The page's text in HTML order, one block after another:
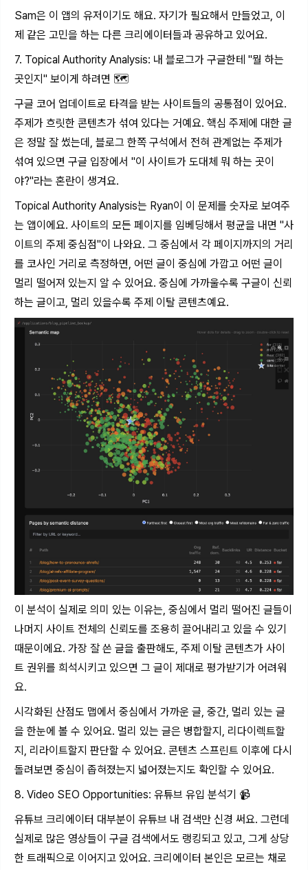
Sam은 이 앱의 유저이기도 해요. 자기가 필요해서 만들었고, 이
제 같은 고민을 하는 다른 크리에이터들과 공유하고 있어요.
7. Topical Authority Analysis: 내 블로그가 구글한테 "뭘 하는
곳인지" 보이게 하려면 🗺️
구글 코어 업데이트로 타격을 받는 사이트들의 공통점이 있어요.
주제가 흐릿한 콘텐츠가 섞여 있다는 거예요. 핵심 주제에 대한 글
은 정말 잘 썼는데, 블로그 한쪽 구석에서 전혀 관계없는 주제가
섞여 있으면 구글 입장에서 "이 사이트가 도대체 뭐 하는 곳이
야?"라는 혼란이 생겨요.
Topical Authority Analysis는 Ryan이 이 문제를 숫자로 보여주
는 앱이에요. 사이트의 모든 페이지를 임베딩해서 평균을 내면 "사
이트의 주제 중심점"이 나와요. 그 중심에서 각 페이지까지의 거리
를 코사인 거리로 측정하면, 어떤 글이 중심에 가깝고 어떤 글이
멀리 떨어져 있는지 알 수 있어요. 중심에 가까울수록 구글이 신뢰
하는 글이고, 멀리 있을수록 주제 이탈 콘텐츠예요.
이 분석이 실제로 의미 있는 이유는, 중심에서 멀리 떨어진 글들이
나머지 사이트 전체의 신뢰도를 조용히 끌어내리고 있을 수 있기
때문이에요. 가장 잘 쓴 글을 출판해도, 주제 이탈 콘텐츠가 사이
트 권위를 희석시키고 있으면 그 글이 제대로 평가받기가 어려워
요.
시각화된 산점도 맵에서 중심에서 가까운 글, 중간, 멀리 있는 글
을 한눈에 볼 수 있어요. 멀리 있는 글은 병합할지, 리다이렉트할
지, 리라이트할지 판단할 수 있어요. 콘텐츠 스프린트 이후에 다시
돌려보면 중심이 좁혀졌는지 넓어졌는지도 확인할 수 있어요.
8. Video SEO Opportunities: 유튜브 유입 분석기 📹
유튜브 크리에이터 대부분이 유튜브 내 검색만 신경 써요. 그런데
실제로 많은 영상들이 구글 검색에서도 랭킹되고 있고, 그게 상당
한 트래픽으로 이어지고 있어요. 크리에이터 본인은 모르는 채로